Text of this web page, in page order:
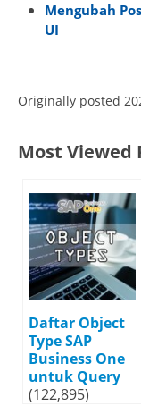
Mengubah
UI
Originally posted
Most Viewed
Daftar Object
Type SAP
Business One
untuk Query
(122,895)